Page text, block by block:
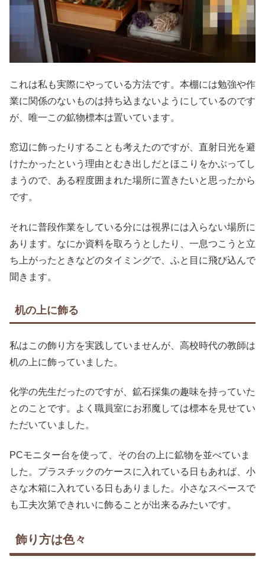
これは私も実際にやっている方法です。本棚には勉強や作
業に関係のないものは持ち込まないようにしているのです
が、唯一この鉱物標本は置いています。
窓辺に飾ったりすることも考えたのですが、直射日光を避
けたかったという理由とむき出しだとほこりをかぶってし
まうので、ある程度囲まれた場所に置きたいと思ったから
です。
それに普段作業をしている分には視界には入らない場所に
あります。なにか資料を取ろうとしたり、一息つこうと立
ち上がったときなどのタイミングで、ふと目に飛び込んで
聞きます。
机の上に飾る
私はこの飾り方を実践していませんが、高校時代の教師は
机の上に飾っていました。
化学の先生だったのですが、鉱石採集の趣味を持っていた
とのことです。よく職員室にお邪魔しては標本を見せてい
ただいていました。
PCモニター台を使って、その台の上に鉱物を並べていま
した。プラスチックのケースに入れている日もあれば、小
さな木箱に入れている日もありました。小さなスペースで
も工夫次第できれいに飾ることが出来るみたいです。
飾り方は色々